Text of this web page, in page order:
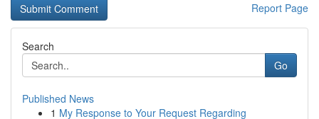
Report Page
Search
Go
Published News
1 My Response to Your Request Regarding